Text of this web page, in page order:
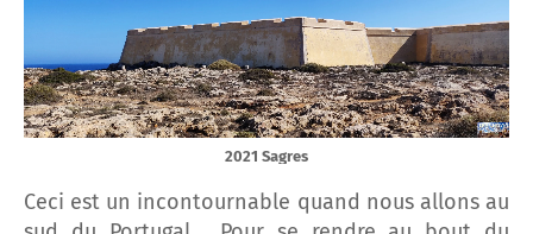
2021 Sagres
Ceci est un incontournable quand nous allons au